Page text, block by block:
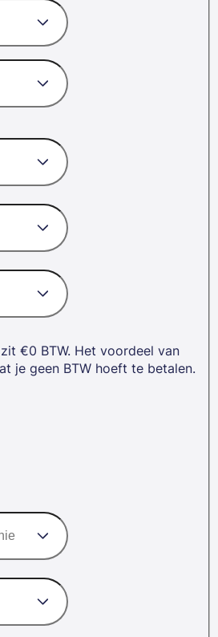
zit €0 BTW. Het voordeel van
je geen BTW hoeft te betalen.